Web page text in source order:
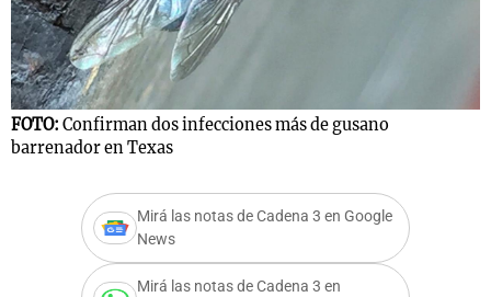
FOTO: Confirman dos infecciones más de gusano
barrenador en Texas
Mirá las notas de Cadena 3 en Google
News
Mirá las notas de Cadena 3 en